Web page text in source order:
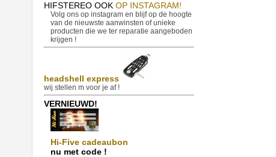
HIFSTEREO OOK OP INSTAGRAM!
Volg ons op instagram en blijf op de hoogte
van de nieuwste aanwinsten of unieke
producten die we ter reparatie aangeboden
krijgen !
headshell express
wij stellen m voor je af !
VERNIEUWD!
Hi-Five cadeaubon
nu met code !